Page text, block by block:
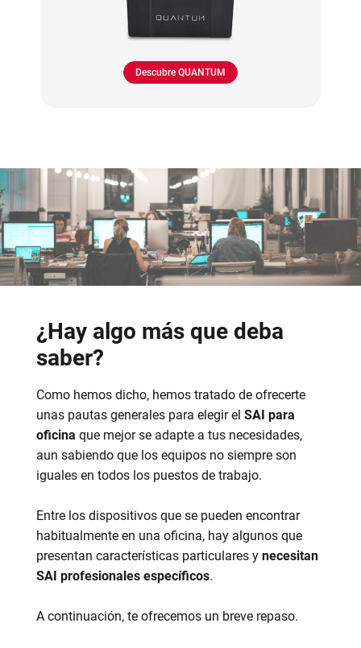
Descubre QUANTUM
¿Hay algo más que deba
saber?
Como hemos dicho, hemos tratado de ofrecerte
unas pautas generales para elegir el SAI para
oficina que mejor se adapte a tus necesidades,
aun sabiendo que los equipos no siempre son
iguales en todos los puestos de trabajo.
Entre los dispositivos que se pueden encontrar
habitualmente en una oficina, hay algunos que
presentan características particulares y necesitan
SAI profesionales específicos.
A continuación, te ofrecemos un breve repaso.